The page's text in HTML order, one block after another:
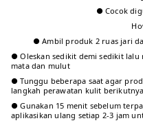
● Cocok
● Ambil produk 2 ruas jari
● Oleskan sedikit demi sedikit
mata dan mulut
● Tunggu beberapa saat agar
langkah perawatan kulit berikutnya
● Gunakan 15 menit sebelum
aplikasikan ulang setiap 2-3 jam